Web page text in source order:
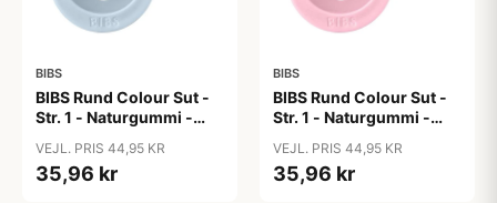
BIBS
BIBS Rund Colour Sut -
Str. 1 - Naturgummi -
VEJL. PRIS 44,95 KR
35,96 kr
BIBS
BIBS Rund Colour Sut -
Str. 1 - Naturgummi -
VEJL. PRIS 44,95 KR
35,96 kr